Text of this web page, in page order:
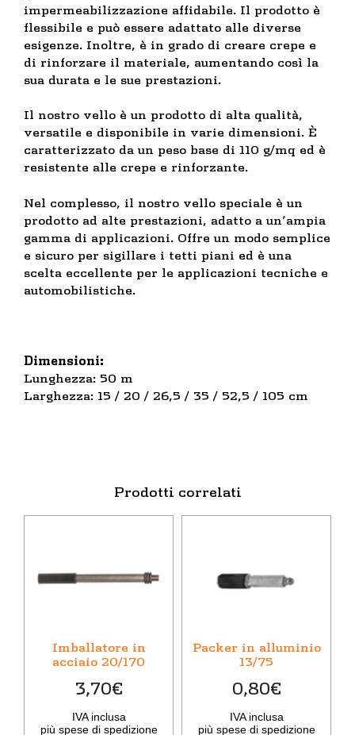
impermeabilizzazione affidabile. Il prodotto è
flessibile e può essere adattato alle diverse
esigenze. Inoltre, è in grado di creare crepe e
di rinforzare il materiale, aumentando così la
sua durata e le sue prestazioni.
Il nostro vello è un prodotto di alta qualità,
versatile e disponibile in varie dimensioni. È
caratterizzato da un peso base di 110 g/mq ed è
resistente alle crepe e rinforzante.
Nel complesso, il nostro vello speciale è un
prodotto ad alte prestazioni, adatto a un’ampia
gamma di applicazioni. Offre un modo semplice
e sicuro per sigillare i tetti piani ed è una
scelta eccellente per le applicazioni tecniche e
automobilistiche.
Dimensioni:
Lunghezza: 50 m
Larghezza: 15 / 20 / 26,5 / 35 / 52,5 / 105 cm
Prodotti correlati
Imballatore in
acciaio 20/170
3,70€
IVA inclusa
più spese di spedizione
Packer in alluminio
13/75
0,80€
IVA inclusa
più spese di spedizione